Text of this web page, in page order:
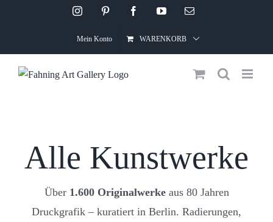
InstagramPinterest FacebookYouTubeEmail
Mein Konto WARENKORB
Alle Kunstwerke
Über 1.600 Originalwerkeaus 80 Jahren
Druckgrafik – kuratiert in Berlin. Radierungen,